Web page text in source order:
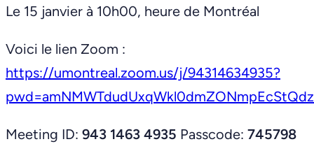
Le 15 janvier à 10h00, heure de Montréal
Voici le lien Zoom :
https://umontreal.zoom.us/j/94314634935?
Meeting ID: 943 1463 4935 Passcode: 745798